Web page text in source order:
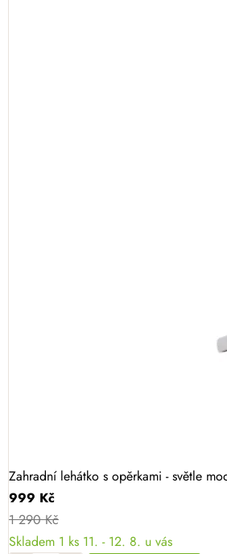
Zahradní lehátko s opěrkami - světle
999 Kč
1 290 Kč
Skladem 1 ks 11. - 12. 8. u vás